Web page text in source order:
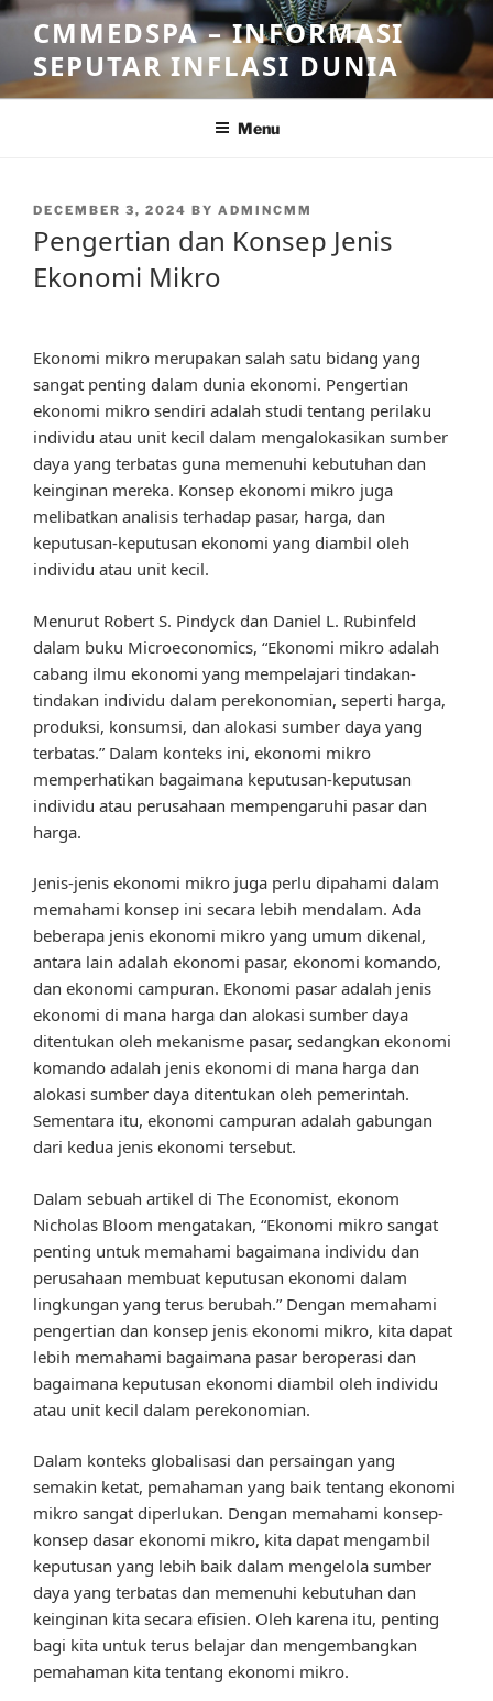
Skip
content
CMMEDSPA – INFORMASI
SEPUTAR INFLASI DUNIA
Menu
POSTED
DECEMBER 3, 2024 BY ADMINCMM
Pengertian dan Konsep Jenis
Ekonomi Mikro
Ekonomi mikro merupakan salah satu bidang yang
sangat penting dalam dunia ekonomi. Pengertian
ekonomi mikro sendiri adalah studi tentang perilaku
individu atau unit kecil dalam mengalokasikan sumber
daya yang terbatas guna memenuhi kebutuhan dan
keinginan mereka. Konsep ekonomi mikro juga
melibatkan analisis terhadap pasar, harga, dan
keputusan-keputusan ekonomi yang diambil oleh
individu atau unit kecil.
Menurut Robert S. Pindyck dan Daniel L. Rubinfeld
dalam buku Microeconomics, “Ekonomi mikro adalah
cabang ilmu ekonomi yang mempelajari tindakan-
tindakan individu dalam perekonomian, seperti harga,
produksi, konsumsi, dan alokasi sumber daya yang
terbatas.” Dalam konteks ini, ekonomi mikro
memperhatikan bagaimana keputusan-keputusan
individu atau perusahaan mempengaruhi pasar dan
harga.
Jenis-jenis ekonomi mikro juga perlu dipahami dalam
memahami konsep ini secara lebih mendalam. Ada
beberapa jenis ekonomi mikro yang umum dikenal,
antara lain adalah ekonomi pasar, ekonomi komando,
dan ekonomi campuran. Ekonomi pasar adalah jenis
ekonomi di mana harga dan alokasi sumber daya
ditentukan oleh mekanisme pasar, sedangkan ekonomi
komando adalah jenis ekonomi di mana harga dan
alokasi sumber daya ditentukan oleh pemerintah.
Sementara itu, ekonomi campuran adalah gabungan
dari kedua jenis ekonomi tersebut.
Dalam sebuah artikel di The Economist, ekonom
Nicholas Bloom mengatakan, “Ekonomi mikro sangat
penting untuk memahami bagaimana individu dan
perusahaan membuat keputusan ekonomi dalam
lingkungan yang terus berubah.” Dengan memahami
pengertian dan konsep jenis ekonomi mikro, kita dapat
lebih memahami bagaimana pasar beroperasi dan
bagaimana keputusan ekonomi diambil oleh individu
atau unit kecil dalam perekonomian.
Dalam konteks globalisasi dan persaingan yang
semakin ketat, pemahaman yang baik tentang ekonomi
mikro sangat diperlukan. Dengan memahami konsep-
konsep dasar ekonomi mikro, kita dapat mengambil
keputusan yang lebih baik dalam mengelola sumber
daya yang terbatas dan memenuhi kebutuhan dan
keinginan kita secara efisien. Oleh karena itu, penting
bagi kita untuk terus belajar dan mengembangkan
pemahaman kita tentang ekonomi mikro.